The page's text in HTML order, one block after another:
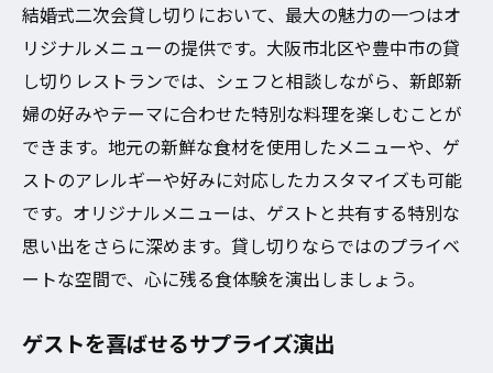
結婚式二次会貸し切りにおいて、最大の魅力の一つはオ
リジナルメニューの提供です。大阪市北区や豊中市の貸
し切りレストランでは、シェフと相談しながら、新郎新
婦の好みやテーマに合わせた特別な料理を楽しむことが
できます。地元の新鮮な食材を使用したメニューや、ゲ
ストのアレルギーや好みに対応したカスタマイズも可能
です。オリジナルメニューは、ゲストと共有する特別な
思い出をさらに深めます。貸し切りならではのプライベ
ートな空間で、心に残る食体験を演出しましょう。
ゲストを喜ばせるサプライズ演出